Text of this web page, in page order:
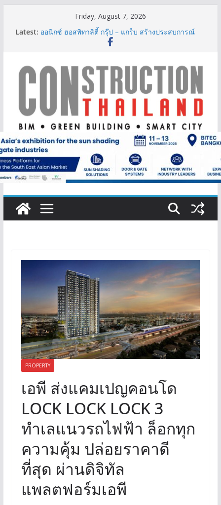
Friday, August 7, 2026
Latest: ออนิกซ์ ฮอสพิทาลิตี้ กรุ๊ป – แกร็บ สร้างประสบการณ์
การเดินทางที่สะดวกยิ่งขึ้น ภายใต้แนวคิด “More of
Construction & Mining” ขับเคลื่อนอุตสาหกรรม
ก่อสร้างและเหมืองแร่สู่สังคมคาร์บอนต่ำอย่างยั่งยืน
ลลิล พร็อพเพอร์ตี้ ก้าวสู่ปีที่ 40 ยึดลูกค้าเป็นศูนย์กลาง
เดินหน้าสร้างการเติบโตอย่างยั่งยืน
IHG Hotels & Resorts เปิดตัว ฮอลิเดย์ อินน์ เอ็กซ์เพรส
ผู้เชี่ยวชาญด้านวิศวกรรมโครงสร้างเสนอแผนปฏิรูป
มาตรฐานตั้งแต่การออกแบบถึงการตรวจสอบอาคารไทย
รับมือแผ่นดินไหว
PROPERTY
เอพี ส่งแคมเปญคอนโด
LOCK LOCK LOCK 3
ทำเลแนวรถไฟฟ้า ล็อกทุก
ความคุ้ม ปล่อยราคาดี
ที่สุด ผ่านดิจิทัล
แพลตฟอร์มเอพี